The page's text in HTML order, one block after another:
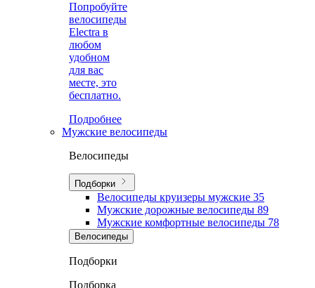
Попробуйте
велосипеды
Electra в
любом
удобном
для вас
месте, это
бесплатно.
Подробнее
Мужские велосипеды
Велосипеды
Подборки
Велосипеды круизеры мужские 35
Мужские дорожные велосипеды 89
Мужские комфортные велосипеды 78
Велосипеды
Подборки
Подборка